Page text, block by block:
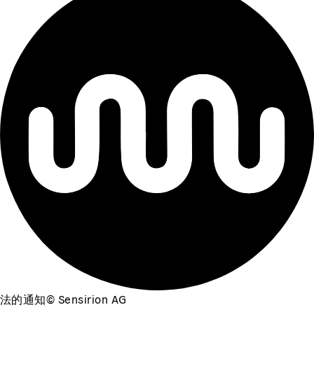
法的通知© Sensirion AG